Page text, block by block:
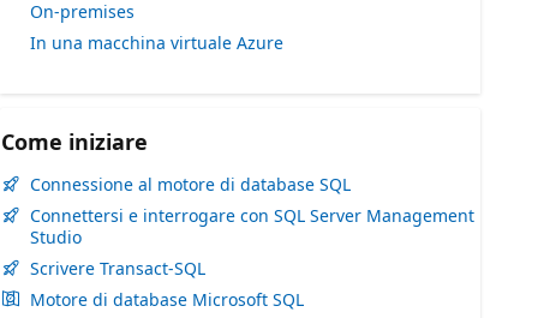
On-premises
In una macchina virtuale Azure
Come iniziare
Connessione al motore di database SQL
Connettersi e interrogare con SQL Server Management
Studio
Scrivere Transact-SQL
Motore di database Microsoft SQL